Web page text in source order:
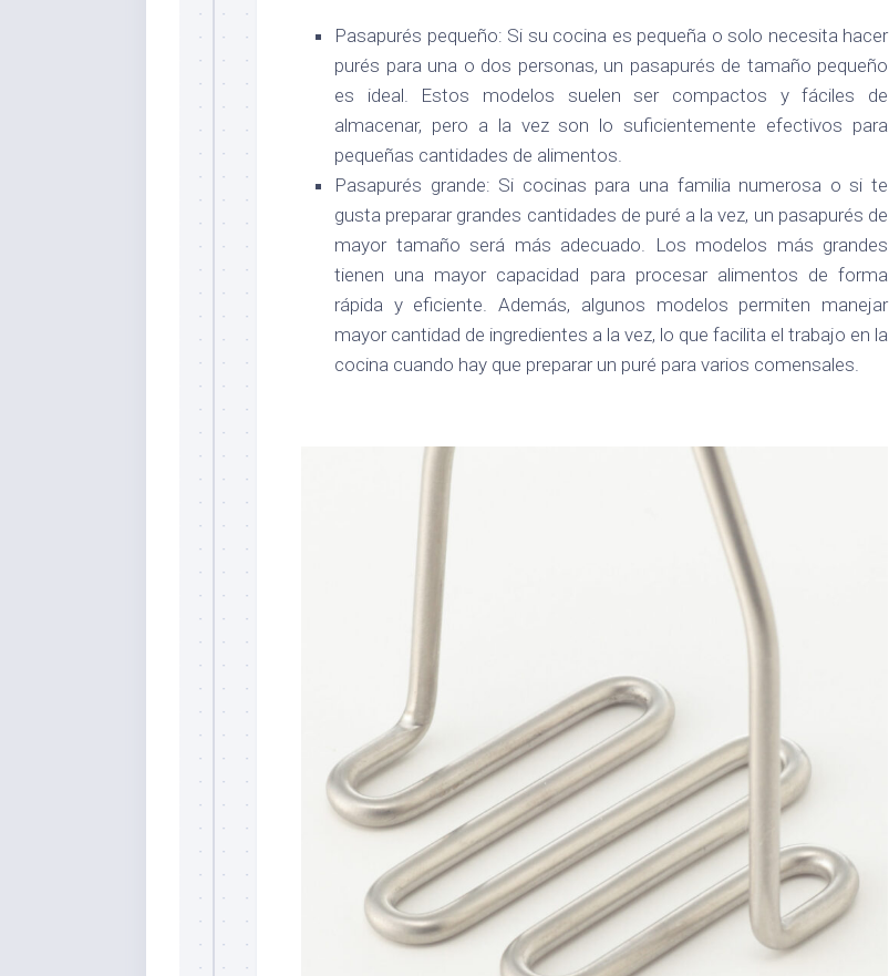
Pasapurés pequeño: Si su cocina es pequeña o solo necesita hacer
purés para una o dos personas, un pasapurés de tamaño pequeño
es ideal. Estos modelos suelen ser compactos y fáciles de
almacenar, pero a la vez son lo suficientemente efectivos para
pequeñas cantidades de alimentos.
Pasapurés grande: Si cocinas para una familia numerosa o si te
gusta preparar grandes cantidades de puré a la vez, un pasapurés de
mayor tamaño será más adecuado. Los modelos más grandes
tienen una mayor capacidad para procesar alimentos de forma
rápida y eficiente. Además, algunos modelos permiten manejar
mayor cantidad de ingredientes a la vez, lo que facilita el trabajo en la
cocina cuando hay que preparar un puré para varios comensales.